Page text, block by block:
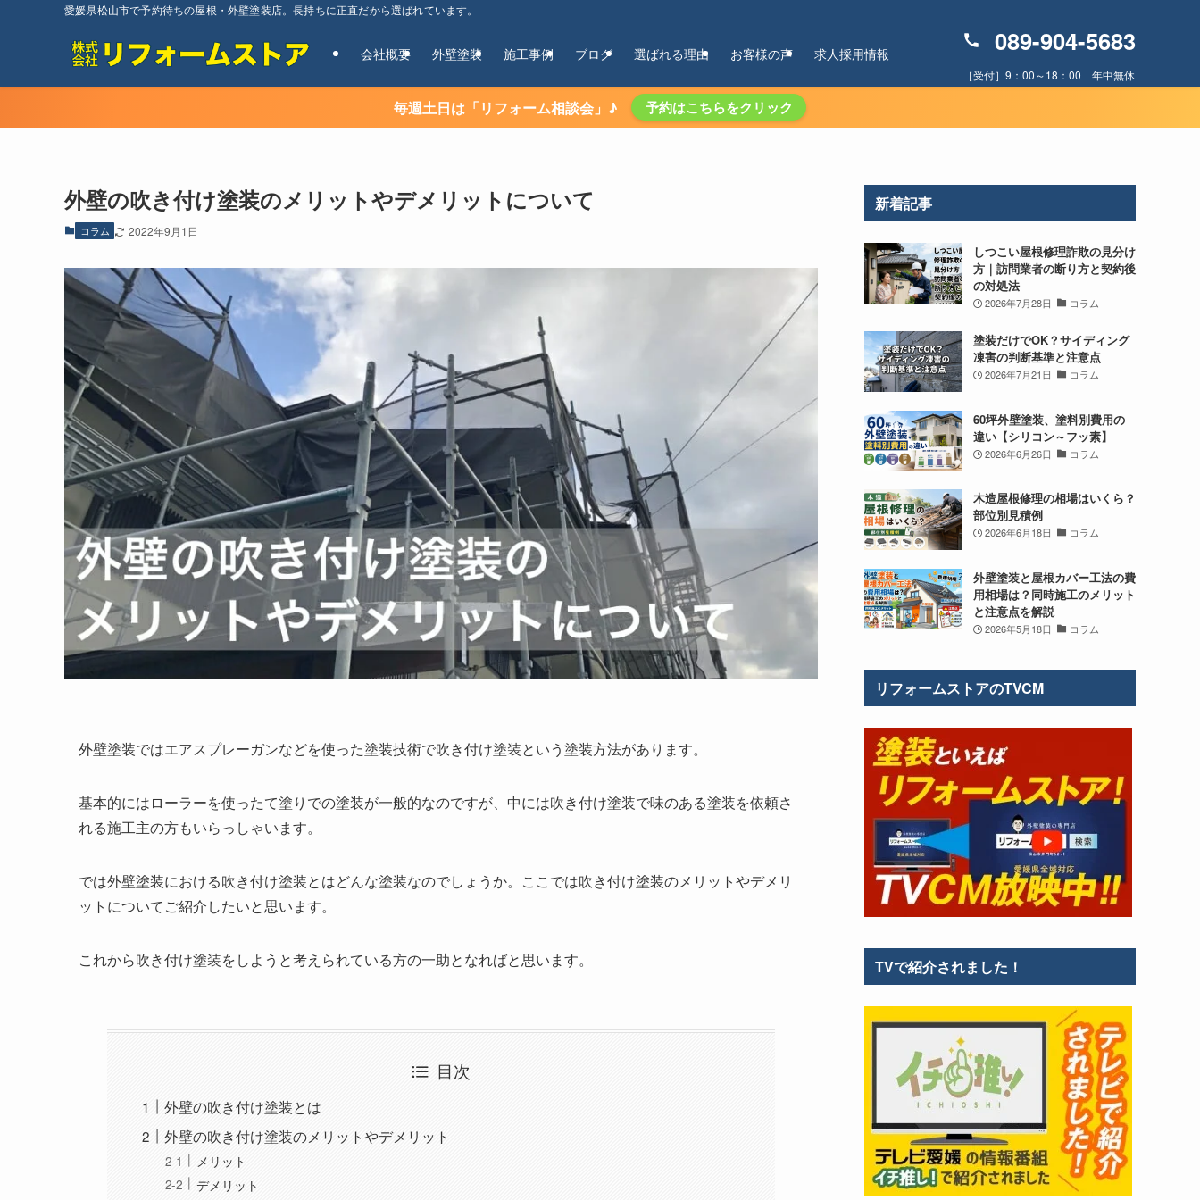
愛媛県松山市で予約待ちの屋根・外壁塗装店。長持ちに正直だから選ばれています。
会社概要 外壁塗装 施工事例 ブログ 選ばれる理由 お客様の声 求人採用情報 089-904-5683
［受付］9：00～18：00 年中無休
毎週土日は「リフォーム相談会」♪ 予約はこちらをクリック
外壁の吹き付け塗装のメリットやデメリットについて
コラム 2022年9月1日
外壁塗装ではエアスプレーガンなどを使った塗装技術で吹き付け塗装という塗装方法があります。
基本的にはローラーを使ったて塗りでの塗装が一般的なのですが、中には吹き付け塗装で味のある塗装を依頼さ
れる施工主の方もいらっしゃいます。
では外壁塗装における吹き付け塗装とはどんな塗装なのでしょうか。ここでは吹き付け塗装のメリットやデメリ
ットについてご紹介したいと思います。
これから吹き付け塗装をしようと考えられている方の一助となればと思います。
目次
外壁の吹き付け塗装とは
外壁の吹き付け塗装のメリットやデメリット
メリット
デメリット
新着記事
しつこい屋根修理詐欺の見分け
方｜訪問業者の断り方と契約後
の対処法
2026年7月28日 コラム
塗装だけでOK？サイディング
凍害の判断基準と注意点
2026年7月21日 コラム
60坪外壁塗装、塗料別費用の
違い【シリコン～フッ素】
2026年6月26日 コラム
木造屋根修理の相場はいくら？
部位別見積例
2026年6月18日 コラム
外壁塗装と屋根カバー工法の費
用相場は？同時施工のメリット
と注意点を解説
2026年5月18日 コラム
リフォームストアのTVCM
TVで紹介されました！